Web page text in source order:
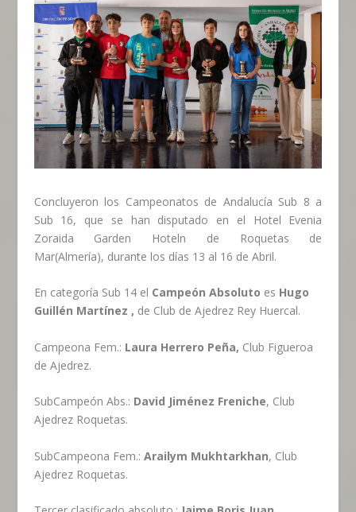
Concluyeron los Campeonatos de Andalucía Sub 8 a
Sub 16, que se han disputado en el Hotel Evenia
Zoraida Garden Hoteln de Roquetas de
Mar(Almería), durante los días 13 al 16 de Abril.
En categoría Sub 14 el Campeón Absoluto es Hugo
Guillén Martínez , de Club de Ajedrez Rey Huercal.
Campeona Fem.: Laura Herrero Peña, Club Figueroa
de Ajedrez.
SubCampeón Abs.: David Jiménez Freniche, Club
Ajedrez Roquetas.
SubCampeona Fem.: Arailym Mukhtarkhan, Club
Ajedrez Roquetas.